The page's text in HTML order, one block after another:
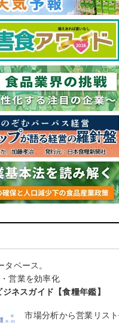
ベース。
営業を効率化
ネスガイド【食糧年鑑】
市場分析から営業リス